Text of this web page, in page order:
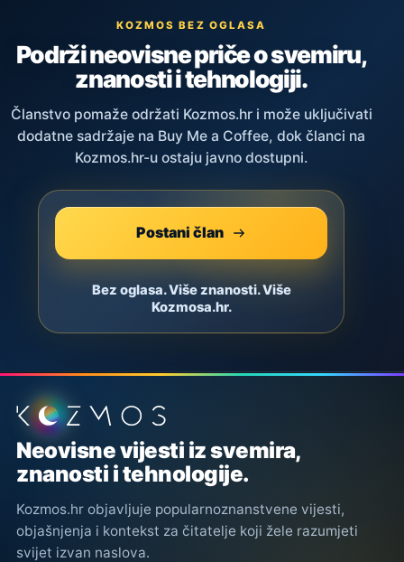
KOZMOS BEZ OGLASA
Podrži neovisne priče o svemiru,
znanosti i tehnologiji.
Članstvo pomaže održati Kozmos.hr i može uključivati
dodatne sadržaje na Buy Me a Coffee, dok članci na
Kozmos.hr-u ostaju javno dostupni.
Postani član
Bez oglasa. Više znanosti. Više
Kozmosa.hr.
Podnožje stranice
Neovisne vijesti iz svemira,
znanosti i tehnologije.
Kozmos.hr objavljuje popularnoznanstvene vijesti,
objašnjenja i kontekst za čitatelje koji žele razumjeti
svijet izvan naslova.